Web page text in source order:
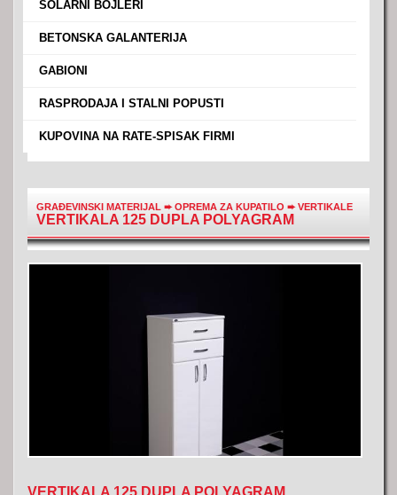
SOLARNI BOJLERI
BETONSKA GALANTERIJA
GABIONI
RASPRODAJA I STALNI POPUSTI
KUPOVINA NA RATE-SPISAK FIRMI
GRAĐEVINSKI MATERIJAL ➨OPREMA ZA KUPATILO ➨VERTIKALE
VERTIKALA 125 DUPLA POLYAGRAM
VERTIKALA 125 DUPLA POLYAGRAM